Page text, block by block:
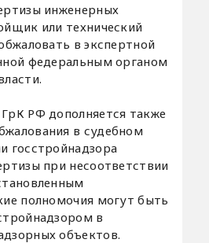
инженерных
или технический
в экспертной
федеральным органом
РФ дополняется также
в судебном
госстройнадзора
при несоответствии
полномочия могут быть
в
объектов.